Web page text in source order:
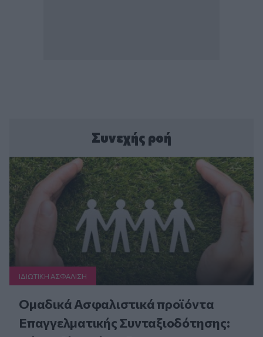
Συνεχής ροή
ΙΔΙΩΤΙΚΗ ΑΣΦAΛΙΣΗ
Ομαδικά Ασφαλιστικά προϊόντα
Επαγγελματικής Συνταξιοδότησης: